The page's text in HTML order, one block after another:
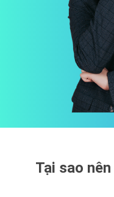
Tại sao